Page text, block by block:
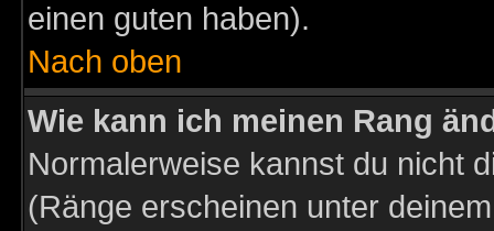
einen guten haben).
Nach oben
Wie kann ich meinen Rang
Normalerweise kannst du nicht
(Ränge erscheinen unter